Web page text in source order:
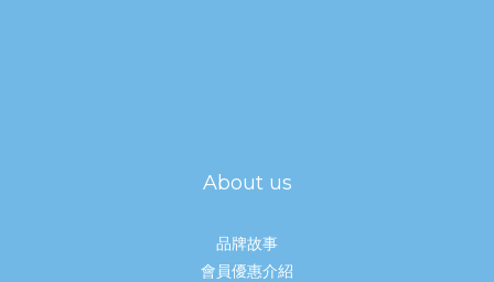
About us
品牌故事
會員優惠介紹